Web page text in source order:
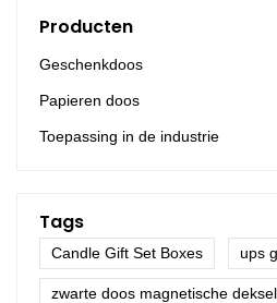
Producten
Geschenkdoos
Papieren doos
Toepassing in de industrie
Tags
Candle Gift Set Boxes ups
zwarte doos magnetische deksel